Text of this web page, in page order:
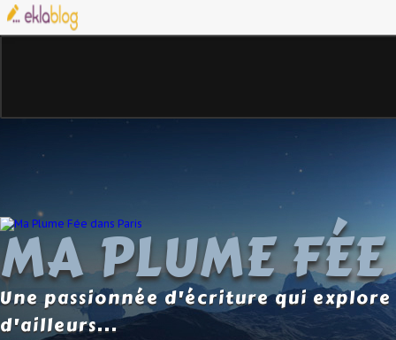
MA PLUME
Une passionnée d'écriture qui
d'ailleurs...